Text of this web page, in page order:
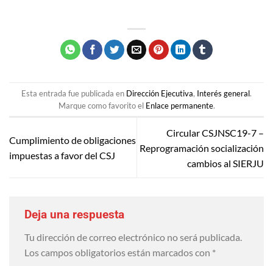
Esta entrada fue publicada en Dirección Ejecutiva, Interés general.
Marque como favorito el Enlace permanente.
Cumplimiento de obligaciones
impuestas a favor del CSJ
Circular CSJNSC19-7 –
Reprogramación socialización
cambios al SIERJU
Deja una respuesta
Tu dirección de correo electrónico no será publicada.
Los campos obligatorios están marcados con *